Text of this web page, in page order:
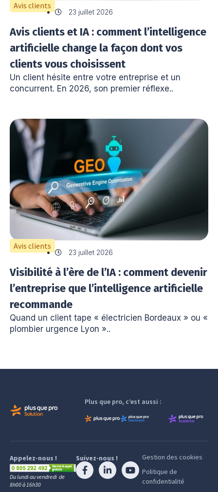
Avis clients
23 juillet 2026
Avis clients et IA : comment l’intelligence
artificielle change la façon dont vos
clients vous choisissent
Un client hésite entre votre entreprise et un
concurrent. En 2026, son premier réflexe..
Avis clients
23 juillet 2026
Visibilité à l’ère de l’IA : comment devenir
l’entreprise que l’intelligence artificielle
recommande
Quand un client tape « électricien Bordeaux » ou «
plombier urgence Lyon »..
Plus que pro, c’est aussi :
Appelez-nous !
Du lundi au vendredi de
8h00 à 16h30
Suivez-nous !
Gestion des cookies
Politique de
confidentialité